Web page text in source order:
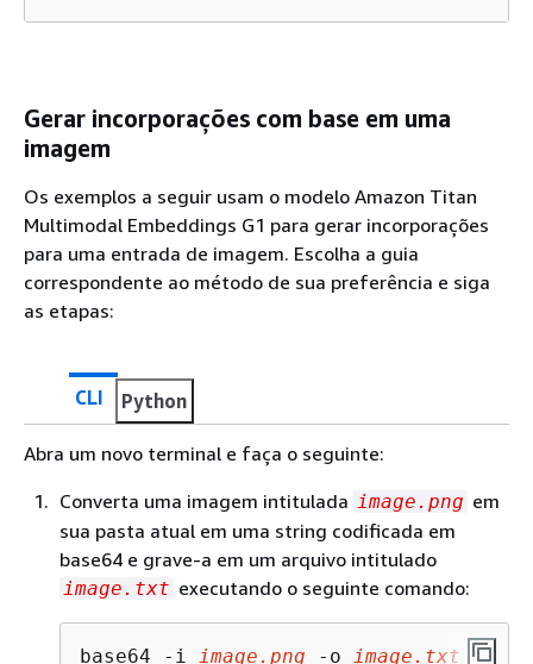
Gerar incorporações com base em uma
imagem
Os exemplos a seguir usam o modelo Amazon Titan
Multimodal Embeddings G1 para gerar incorporações
para uma entrada de imagem. Escolha a guia
correspondente ao método de sua preferência e siga
as etapas:
CLI Python
Abra um novo terminal e faça o seguinte:
Converta uma imagem intitulada image.png em
sua pasta atual em uma string codificada em
base64 e grave-a em um arquivo intitulado
image.txt executando o seguinte comando:
base64 -i image.png -o image.txt